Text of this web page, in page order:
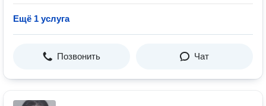
Ещё 1 услуга
Позвонить Чат